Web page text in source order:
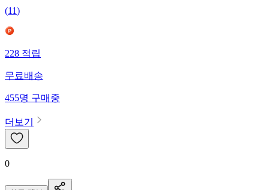
(11)
228적립
무료배송
455명구매중
더보기
0